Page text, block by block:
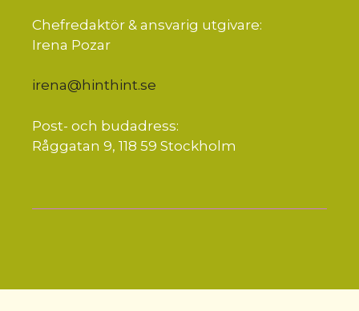
Chefredaktör & ansvarig utgivare:
Irena Pozar
irena@hinthint.se
Post- och budadress:
Råggatan 9, 118 59 Stockholm